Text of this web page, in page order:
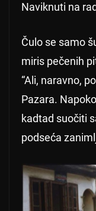
Naviknuti na
Čulo se samo
miris pečenih
“Ali, naravno,
Pazara.
kadtad suočiti
podseća